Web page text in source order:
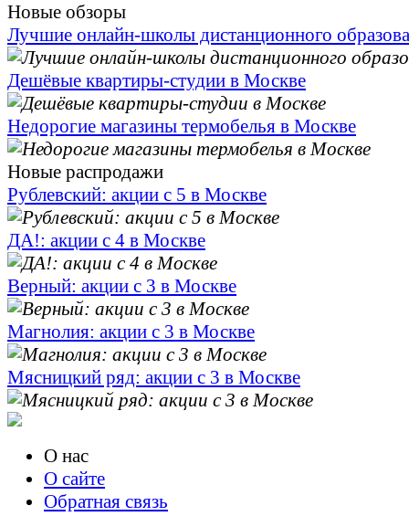
Новые обзоры
Лучшие онлайн-школы дистанционного
Дешёвые квартиры-студии в Москве
Недорогие магазины термобелья в Москве
Новые распродажи
Рублевский: акции с 5 в Москве
ДА!: акции с 4 в Москве
Верный: акции с 3 в Москве
Магнолия: акции с 3 в Москве
Мясницкий ряд: акции с 3 в Москве
О нас
О сайте
Обратная связь